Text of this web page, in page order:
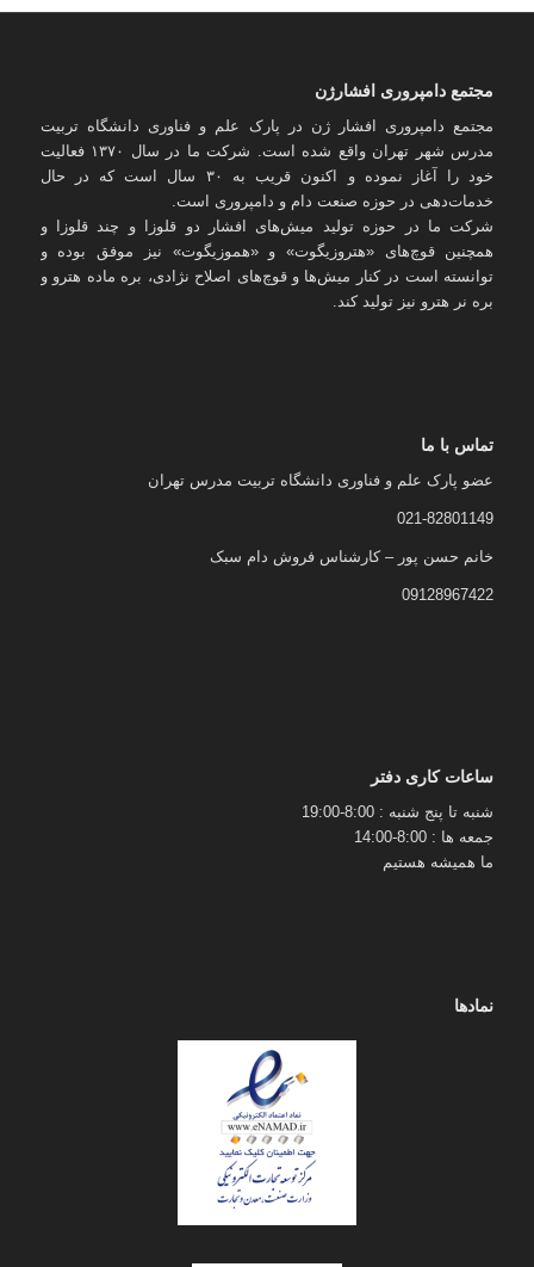
مجتمع دامپروری افشارژن
مجتمع دامپروری افشار ژن در پارک علم و فناوری دانشگاه تربیت
مدرس شهر تهران واقع شده است. شرکت ما در سال ۱۳۷۰ فعالیت
خود را آغاز نموده و اکنون قریب به ۳۰ سال است که در حال
خدمات‌دهی در حوزه صنعت دام و دامپروری است.
شرکت ما در حوزه تولید میش‌های افشار دو قلوزا و چند قلوزا و
همچنین قوچ‌های «هتروزیگوت» و «هموزیگوت» نیز موفق بوده و
توانسته است در کنار میش‌ها و قوچ‌های اصلاح نژادی، بره ماده هترو و
بره نر هترو نیز تولید کند.
تماس با ما
عضو پارک علم و فناوری دانشگاه تربیت مدرس تهران
021-82801149
خانم حسن پور – کارشناس فروش دام سبک
09128967422
ساعات کاری دفتر
شنبه تا پنج شنبه : 8:00-19:00
جمعه ها : 8:00-14:00
ما همیشه هستیم
نمادها